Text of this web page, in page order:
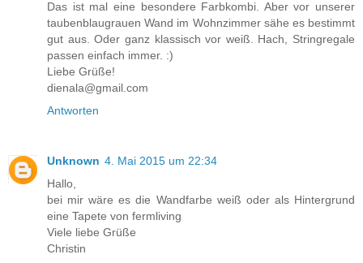
Das ist mal eine besondere Farbkombi. Aber vor unserer
taubenblaugrauen Wand im Wohnzimmer sähe es bestimmt
gut aus. Oder ganz klassisch vor weiß. Hach, Stringregale
passen einfach immer. :)
Liebe Grüße!
dienala@gmail.com
Antworten
Unknown 4. Mai 2015 um 22:34
Hallo,
bei mir wäre es die Wandfarbe weiß oder als Hintergrund
eine Tapete von fermliving
Viele liebe Grüße
Christin